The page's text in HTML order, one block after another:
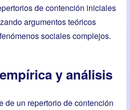
de contención iniciales
argumentos teóricos
sociales complejos.
y análisis
de un repertorio de contención